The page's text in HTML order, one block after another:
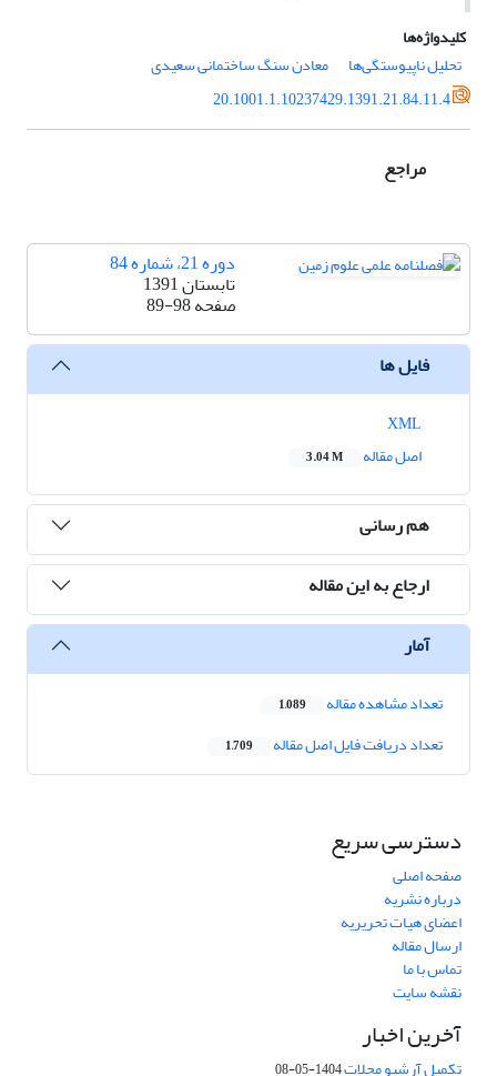
کلیدواژه‌ها
تحلیل ناپیوستگی‌ها
معادن سنگ ساختمانی سعیدی
20.1001.1.10237429.1391.21.84.11.4
مراجع
دوره 21، شماره 84
تابستان 1391
صفحه89-98
فایل ها
اصل مقاله
3.04 M
هم رسانی
ارجاع به این مقاله
آمار
تعداد مشاهده مقاله 1,089
تعداد دریافت فایل اصل مقاله 1,709
دسترسی سریع
صفحه اصلی
درباره نشریه
اعضای هیات تحریریه
ارسال مقاله
تماس با ما
نقشه سایت
آخرین اخبار
تکمیل آرشیو مجلات1404-05-08